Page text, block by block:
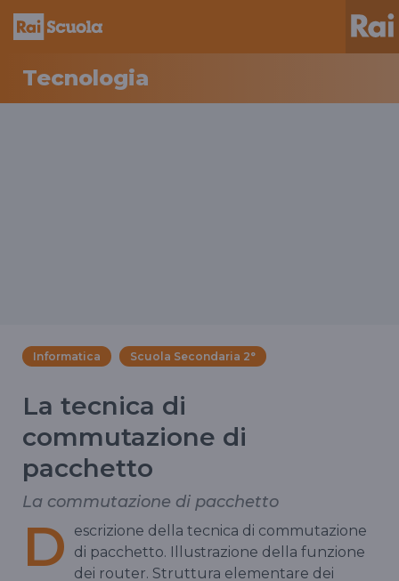
Tecnologia
Informatica Scuola Secondaria 2°
La tecnica di
commutazione di
pacchetto
La commutazione di pacchetto
D
escrizione della tecnica di commutazione
di pacchetto. Illustrazione della funzione
dei router. Struttura elementare dei